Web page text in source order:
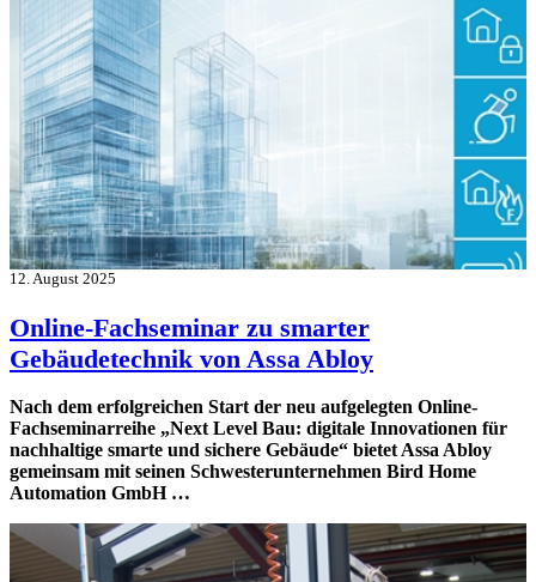
12. August 2025
Online-Fachseminar zu smarter
Gebäudetechnik von Assa Abloy
Nach dem erfolgreichen Start der neu aufgelegten Online-
Fachseminarreihe „Next Level Bau: digitale Innovationen für
nachhaltige smarte und sichere Gebäude“ bietet Assa Abloy
gemeinsam mit seinen Schwesterunternehmen Bird Home
Automation GmbH …